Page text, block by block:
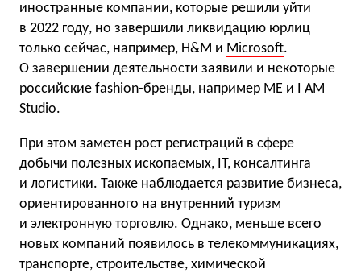
иностранные компании, которые решили уйти
в 2022 году, но завершили ликвидацию юрлиц
только сейчас, например, H&M и Microsoft.
О завершении деятельности заявили и некоторые
российские fashion-бренды, например ME и I AM
Studio.
При этом заметен рост регистраций в сфере
добычи полезных ископаемых, IT, консалтинга
и логистики. Также наблюдается развитие бизнеса,
ориентированного на внутренний туризм
и электронную торговлю. Однако, меньше всего
новых компаний появилось в телекоммуникациях,
транспорте, строительстве, химической